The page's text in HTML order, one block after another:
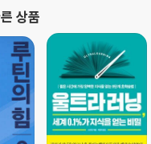
위트 스폿을 찾아라
에 어려움을 느낄까?/ 언제 어려
들기/ 예시 vs. 시도, 무엇이 우
적의 난이도가 핵심이다
이 아니다
을
상품